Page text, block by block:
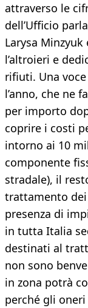
attraverso le
dell’Ufficio
Larysa
l’altroieri e
rifiuti. Una
l’anno, che ne
per importo
coprire i costi
intorno ai 10
componente
stradale), il
trattamento
presenza di
in tutta Italia
destinati al
non sono
in zona potrà
perché gli